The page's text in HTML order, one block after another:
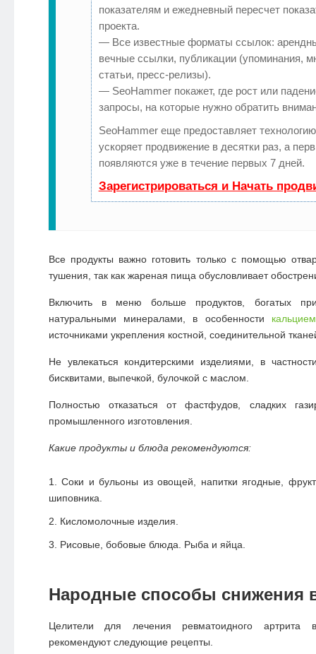
показателям и ежедневный пересчет
проекта.
— Все известные форматы ссылок:
вечные ссылки, публикации (упоминания,
статьи, пресс-релизы).
— SeoHammer покажет, где рост или
запросы, на которые нужно обратить
SeoHammer еще предоставляет
ускоряет продвижение в десятки раз, а
появляются уже в течение первых 7 дней.
Зарегистрироваться и Начать
Все продукты важно готовить только с помощью
тушения, так как жареная пища обусловливает
Включить в меню больше продуктов, богатых
натуральными минералами, в особенности кальцием
источниками укрепления костной, соединительной
Не увлекаться кондитерскими изделиями, в
бисквитами, выпечкой, булочкой с маслом.
Полностью отказаться от фастфудов, сладких
промышленного изготовления.
Какие продукты и блюда рекомендуются:
Соки и бульоны из овощей, напитки ягодные,
шиповника.
Кисломолочные изделия.
Рисовые, бобовые блюда. Рыба и яйца.
Народные способы снижения
Целители для лечения ревматоидного артрита
рекомендуют следующие рецепты.